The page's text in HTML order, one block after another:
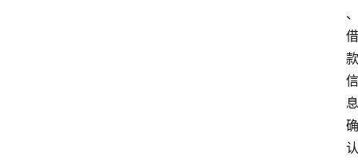
、
借
款
信
息
确
认